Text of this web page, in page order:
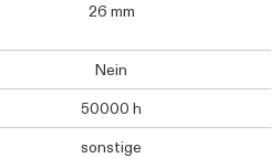
26 mm
Nein
50000 h
sonstige